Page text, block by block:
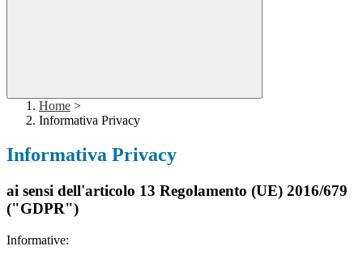
Home >
Informativa Privacy
Informativa Privacy
ai sensi dell'articolo 13 Regolamento (UE) 2016/679
("GDPR")
Informative: